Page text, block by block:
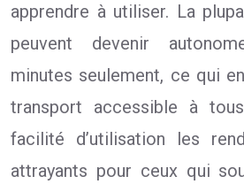
apprendre à utiliser. La
peuvent devenir
minutes seulement, ce qui
transport accessible à
facilité d’utilisation les
attrayants pour ceux qui